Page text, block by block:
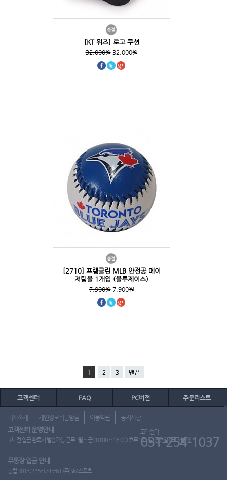
[KT 위즈] 로고 쿠션
32,000원32,000원
[2710] 프랭클린 MLB 안전공 메이
져팀볼 1개입 (블루제이스)
7,900원7,900원
1 2 3 맨끝
고객센터 FAQ PC버전 주문리스트
회사소개 개인정보취급방침 이용약관 공지사항
고객센터 운영안내
3시 전 입금 완료시 발송가능 근무 : 월 ~ 금 (10:00 ~ 16:00) 휴무 : 토, 일, 공휴일 (도매 불가)
고객센터
031-254-1037
무통장 입금 안내
농협 301-0225-3745-61 (주)SM스포츠